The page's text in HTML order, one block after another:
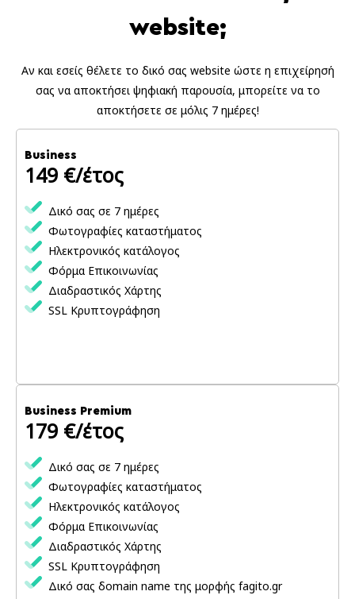
website;
Αν και εσείς θέλετε το δικό σας website ώστε η επιχείρησή
σας να αποκτήσει ψηφιακή παρουσία, μπορείτε να το
αποκτήσετε σε μόλις 7 ημέρες!
Business
149 €/έτος
Δικό σας σε 7 ημέρες
Φωτογραφίες καταστήματος
Ηλεκτρονικός κατάλογος
Φόρμα Επικοινωνίας
Διαδραστικός Χάρτης
SSL Κρυπτογράφηση
Business Premium
179 €/έτος
Δικό σας σε 7 ημέρες
Φωτογραφίες καταστήματος
Ηλεκτρονικός κατάλογος
Φόρμα Επικοινωνίας
Διαδραστικός Χάρτης
SSL Κρυπτογράφηση
Δικό σας δomain name της μορφής fagito.gr